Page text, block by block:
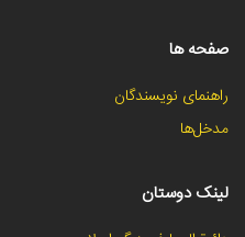
صفحه ها
راهنمای نویسندگان
مدخل‌ها
لینک دوستان